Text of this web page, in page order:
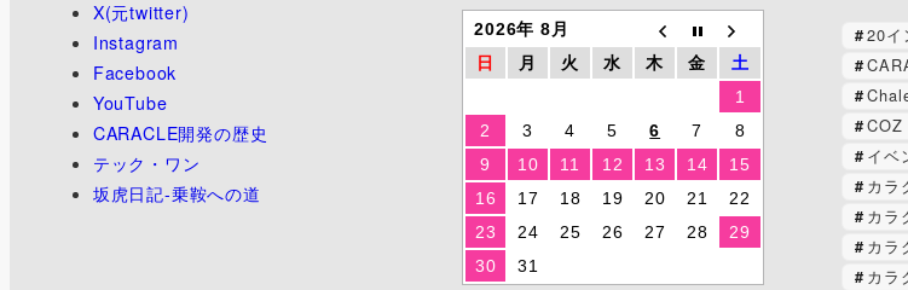
X(元twitter)
Instagram
Facebook
YouTube
CARACLE開発の歴史
テック・ワン
坂虎日記-乗鞍への道
2026年 8月
日
月 火 水 木 金
土
1
2
3 4 5 6 7
8
9
10 11 12 13 14
15
16
17 18 19 20 21
22
23
24 25 26 27 28
29
30
31
20イ
COZ
イベ
カラ
カラ
カラ
カラ